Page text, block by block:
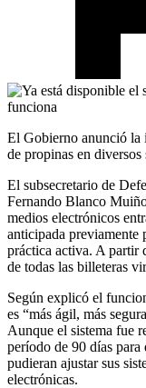
El Gobierno anunció la
de propinas en diversos
El subsecretario de
Fernando Blanco
medios electrónicos
anticipada previamente
práctica activa. A partir
de todas las billeteras
Según explicó el
es “más ágil, más
Aunque el sistema fue
período de 90 días para
pudieran ajustar sus
electrónicas.